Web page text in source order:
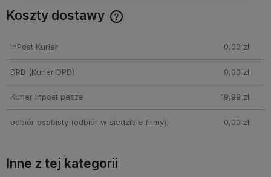
Koszty dostawy
InPost Kurier 0,00 zł
DPD (Kurier DPD) 0,00 zł
Kurier Inpost pasze 19,99 zł
odbiór osobisty(odbiór w siedzibie firmy) 0,00 zł
Inne z tej kategorii